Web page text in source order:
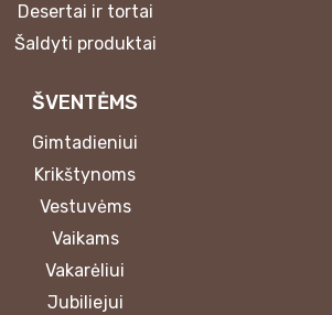
Desertai ir tortai
Šaldyti produktai
ŠVENTĖMS
Gimtadieniui
Krikštynoms
Vestuvėms
Vaikams
Vakarėliui
Jubiliejui